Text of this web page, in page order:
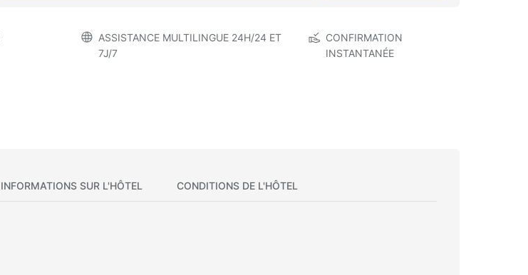
ASSISTANCE MULTILINGUE 24H/24 ET
7J/7
CONFIRMATION
INSTANTANÉE
INFORMATIONS SUR L'HÔTEL CONDITIONS DE L'HÔTEL